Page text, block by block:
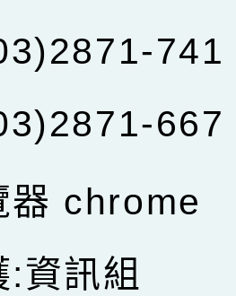
741
667
器 chrome
資訊組